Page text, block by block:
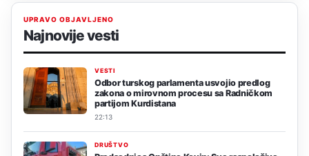
UPRAVO OBJAVLJENO
Najnovije vesti
VESTI
Odbor turskog parlamenta usvojio predlog
zakona o mirovnom procesu sa Radničkom
partijom Kurdistana
22:13
DRUŠTVO